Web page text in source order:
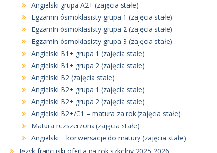
Angielski grupa A2+ (zajęcia stałe)
Egzamin ósmoklasisty grupa 1 (zajęcia stałe)
Egzamin ósmoklasisty grupa 2 (zajęcia stałe)
Egzamin ósmoklasisty grupa 3 (zajęcia stałe)
Angielski B1+ grupa 1 (zajęcia stałe)
Angielski B1+ grupa 2 (zajęcia stałe)
Angielski B2 (zajęcia stałe)
Angielski B2+ grupa 1 (zajęcia stałe)
Angielski B2+ grupa 2 (zajęcia stałe)
Angielski B2+/C1 – matura za rok (zajęcia stałe)
Matura rozszerzona (zajęcia stałe)
Angielski – konwersacje do matury (zajęcia stałe)
Język francuski oferta na rok szkolny 2025-2026